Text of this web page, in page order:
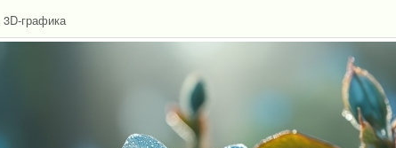
3D-графика